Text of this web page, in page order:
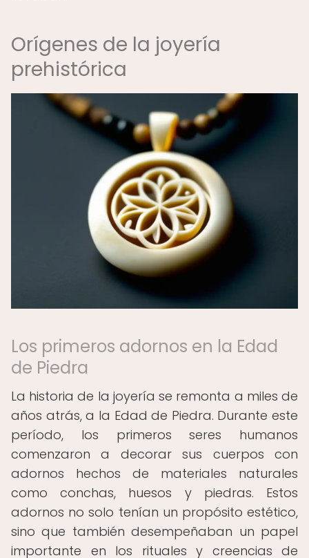
Orígenes de la joyería
prehistórica
Los primeros adornos en la Edad
de Piedra
La historia de la joyería se remonta a miles de
años atrás, a la Edad de Piedra. Durante este
período, los primeros seres humanos
comenzaron a decorar sus cuerpos con
adornos hechos de materiales naturales
como conchas, huesos y piedras. Estos
adornos no solo tenían un propósito estético,
sino que también desempeñaban un papel
importante en los rituales y creencias de